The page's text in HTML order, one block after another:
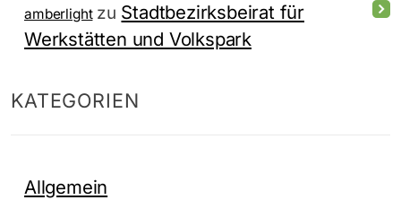
amberlightzu Stadtbezirksbeirat für
Werkstätten und Volkspark
KATEGORIEN
Allgemein